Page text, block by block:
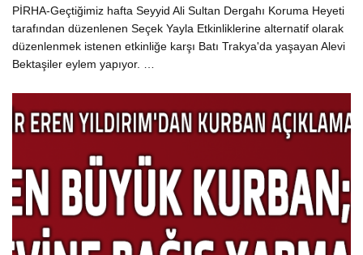
PİRHA-Geçtiğimiz hafta Seyyid Ali Sultan Dergahı Koruma Heyeti
tarafından düzenlenen Seçek Yayla Etkinliklerine alternatif olarak
düzenlenmek istenen etkinliğe karşı Batı Trakya'da yaşayan Alevi
Bektaşiler eylem yapıyor. …